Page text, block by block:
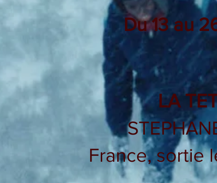
Du 13 au
LA
France, sortie